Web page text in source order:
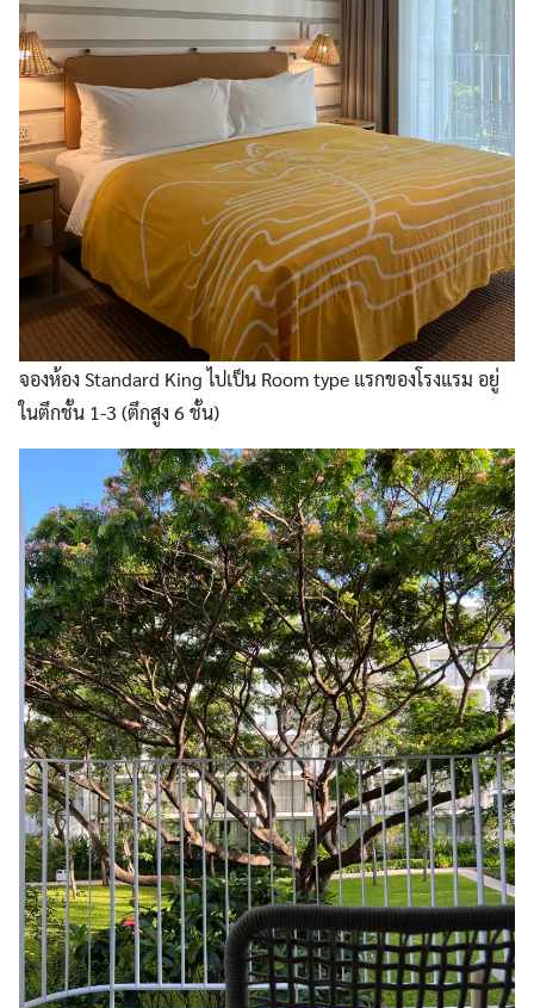
จองห้อง Standard King ไปเป็น Room type แรกของโรงแรม อยู่
ในตึกชั้น 1-3 (ตึกสูง 6 ชั้น)